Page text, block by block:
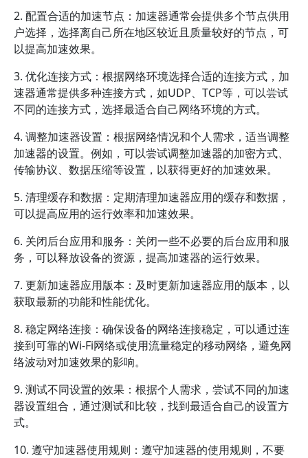
2. 配置合适的加速节点：加速器通常会提供多个节点供用
户选择，选择离自己所在地区较近且质量较好的节点，可
以提高加速效果。
3. 优化连接方式：根据网络环境选择合适的连接方式，加
速器通常提供多种连接方式，如UDP、TCP等，可以尝试
不同的连接方式，选择最适合自己网络环境的方式。
4. 调整加速器设置：根据网络情况和个人需求，适当调整
加速器的设置。例如，可以尝试调整加速器的加密方式、
传输协议、数据压缩等设置，以获得更好的加速效果。
5. 清理缓存和数据：定期清理加速器应用的缓存和数据，
可以提高应用的运行效率和加速效果。
6. 关闭后台应用和服务：关闭一些不必要的后台应用和服
务，可以释放设备的资源，提高加速器的运行效果。
7. 更新加速器应用版本：及时更新加速器应用的版本，以
获取最新的功能和性能优化。
8. 稳定网络连接：确保设备的网络连接稳定，可以通过连
接到可靠的Wi-Fi网络或使用流量稳定的移动网络，避免网
络波动对加速效果的影响。
9. 测试不同设置的效果：根据个人需求，尝试不同的加速
器设置组合，通过测试和比较，找到最适合自己的设置方
式。
10. 遵守加速器使用规则：遵守加速器的使用规则，不要